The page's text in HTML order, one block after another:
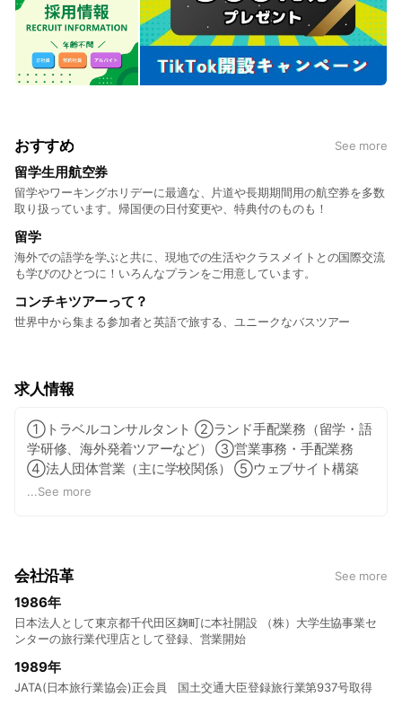
おすすめ See more
留学生用航空券
留学やワーキングホリデーに最適な、片道や長期期間用の航空券を多数
取り扱っています。帰国便の日付変更や、特典付のものも！
留学
海外での語学を学ぶと共に、現地での生活やクラスメイトとの国際交流
も学びのひとつに！いろんなプランをご用意しています。
コンチキツアーって？
世界中から集まる参加者と英語で旅する、ユニークなバスツアー
求人情報
①トラベルコンサルタント ②ランド手配業務（留学・語
学研修、海外発着ツアーなど） ③営業事務・手配業務
④法人団体営業（主に学校関係） ⑤ウェブサイト構築
（ページ作成・修正等）および社内システム管理
...See more
会社沿革 See more
1986年
日本法人として東京都千代田区麹町に本社開設 （株）大学生協事業セ
ンターの旅行業代理店として登録、営業開始
1989年
JATA(日本旅行業協会)正会員 国土交通大臣登録旅行業第937号取得